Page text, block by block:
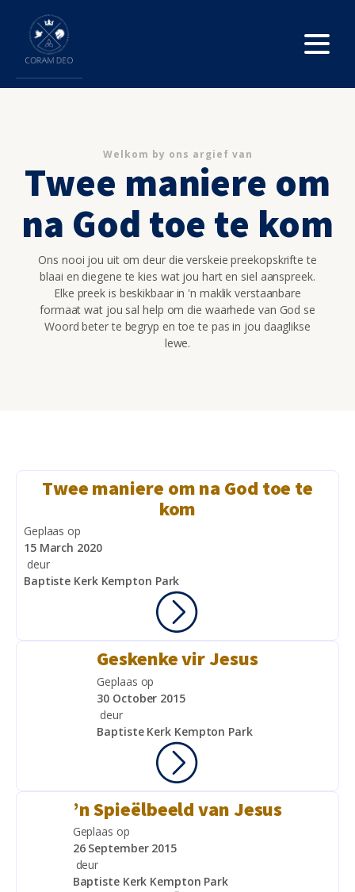
Welkom by ons argief van
Twee maniere om
na God toe te kom
Ons nooi jou uit om deur die verskeie preekopskrifte te
blaai en diegene te kies wat jou hart en siel aanspreek.
Elke preek is beskikbaar in 'n maklik verstaanbare
formaat wat jou sal help om die waarhede van God se
Woord beter te begryp en toe te pas in jou daaglikse
lewe.
Twee maniere om na God toe te
kom
Geplaas op
15 March 2020
deur
Baptiste Kerk Kempton Park
Geskenke vir Jesus
Geplaas op
30 October 2015
deur
Baptiste Kerk Kempton Park
’n Spieëlbeeld van Jesus
Geplaas op
26 September 2015
deur
Baptiste Kerk Kempton Park